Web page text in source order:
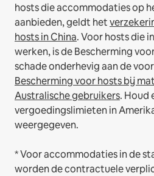
hosts die accommodaties op
aanbieden, geldt het
hosts in China.Voor hosts die
werken, is de Bescherming
schade onderhevig aan de
Bescherming voor hosts bij
Australische gebruikers. Houd
vergoedingslimieten in
weergegeven.
* Voor accommodaties in de
worden de contractuele